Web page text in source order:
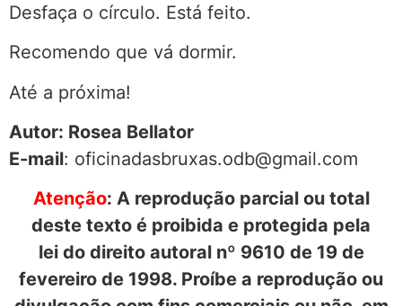
Desfaça o círculo. Está feito.
Recomendo que vá dormir.
Até a próxima!
Autor: Rosea Bellator
E-mail: oficinadasbruxas.odb@gmail.com
Atenção: A reprodução parcial ou total
deste texto é proibida e protegida pela
lei do direito autoral nº 9610 de 19 de
fevereiro de 1998. Proíbe a reprodução ou